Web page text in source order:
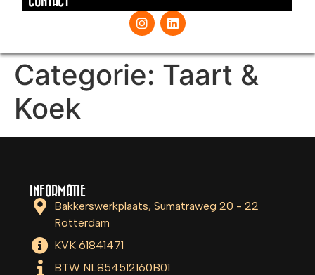
Categorie: Taart &
Koek
INFORMATIE
Bakkerswerkplaats, Sumatraweg 20 - 22
Rotterdam
KVK 61841471
BTW NL854512160B01